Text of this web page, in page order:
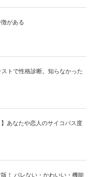
がある
ストで性格診断。知らなかった
】あなたや恋人のサイコパス度
！ バレない・かわいい・機能